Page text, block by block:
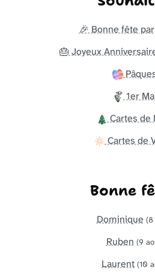
🎉 Bonne fête
🎂 Joyeux
1er
Cartes de
Cartes de
Bonne
Dominique (8
Ruben (9
Laurent (10